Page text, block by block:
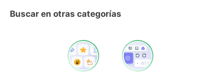
Buscar en otras categorías